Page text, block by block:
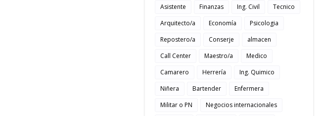
Asistente
Finanzas Ing. Civil
Tecnico
Arquitecto/a
Economía
Psicologia
Repostero/a
Conserje
almacen
Call Center
Maestro/a
Medico
Camarero
Herrería
Ing. Quimico
Niñera
Bartender
Enfermera
Militar o PN
Negocios internacionales